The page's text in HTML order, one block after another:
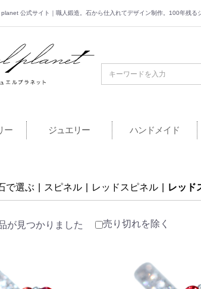
公式サイト｜職人鍛造。石から仕入れてデザイン制作。100年残る
planet 公式サイト
ー ジュエリー ハンドメイド
で選ぶ スピネル レッドスピネル レッド
が見つかりました 売り切れを除く